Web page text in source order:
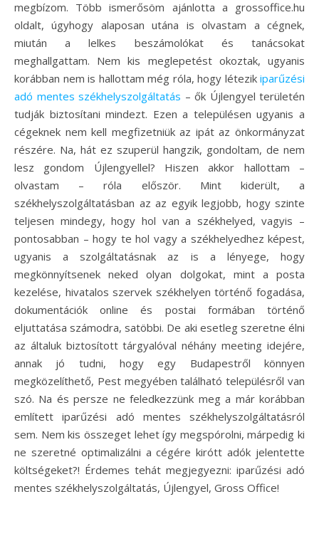
megbízom. Több ismerősöm ajánlotta a grossoffice.hu
oldalt, úgyhogy alaposan utána is olvastam a cégnek,
miután a lelkes beszámolókat és tanácsokat
meghallgattam. Nem kis meglepetést okoztak, ugyanis
korábban nem is hallottam még róla, hogy létezik iparűzési
adó mentes székhelyszolgáltatás – ők Újlengyel területén
tudják biztosítani mindezt. Ezen a településen ugyanis a
cégeknek nem kell megfizetniük az ipát az önkormányzat
részére. Na, hát ez szuperül hangzik, gondoltam, de nem
lesz gondom Újlengyellel? Hiszen akkor hallottam –
olvastam – róla először. Mint kiderült, a
székhelyszolgáltatásban az az egyik legjobb, hogy szinte
teljesen mindegy, hogy hol van a székhelyed, vagyis –
pontosabban – hogy te hol vagy a székhelyedhez képest,
ugyanis a szolgáltatásnak az is a lényege, hogy
megkönnyítsenek neked olyan dolgokat, mint a posta
kezelése, hivatalos szervek székhelyen történő fogadása,
dokumentációk online és postai formában történő
eljuttatása számodra, satöbbi. De aki esetleg szeretne élni
az általuk biztosított tárgyalóval néhány meeting idejére,
annak jó tudni, hogy egy Budapestről könnyen
megközelíthető, Pest megyében található településről van
szó. Na és persze ne feledkezzünk meg a már korábban
említett iparűzési adó mentes székhelyszolgáltatásról
sem. Nem kis összeget lehet így megspórolni, márpedig ki
ne szeretné optimalizálni a cégére kirótt adók jelentette
költségeket?! Érdemes tehát megjegyezni: iparűzési adó
mentes székhelyszolgáltatás, Újlengyel, Gross Office!